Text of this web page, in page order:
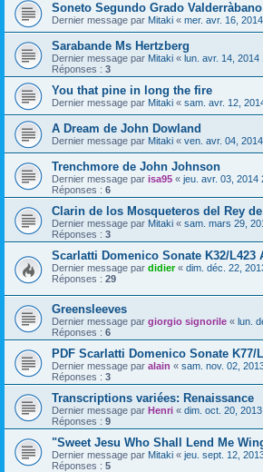
Soneto Segundo Grado Valderràbano
Dernier message par Mitaki « mer. avr. 16,
Sarabande Ms Hertzberg
Dernier message par Mitaki « lun. avr. 14, 2014
Réponses : 3
You that pine in long the fire
Dernier message par Mitaki « sam. avr. 12,
A Dream de John Dowland
Dernier message par Mitaki « ven. avr. 04,
Trenchmore de John Johnson
Dernier message par isa95 « jeu. avr. 03, 2014
Réponses : 6
Clarin de los Mosqueteros del Rey
Dernier message par Mitaki « sam. mars 29,
Réponses : 3
Scarlatti Domenico Sonate K32/L423
Dernier message par didier« dim. déc. 22,
Réponses : 29
Greensleeves
Dernier message par giorgio signorile « lun.
Réponses : 6
PDF Scarlatti Domenico Sonate K77/
Dernier message par alain « sam. nov. 02,
Réponses : 3
Transcriptions variées: Renaissance
Dernier message par Henri « dim. oct. 20,
Réponses : 9
"Sweet Jesu Who Shall Lend Me
Dernier message par Mitaki « jeu. sept. 12,
Réponses : 5